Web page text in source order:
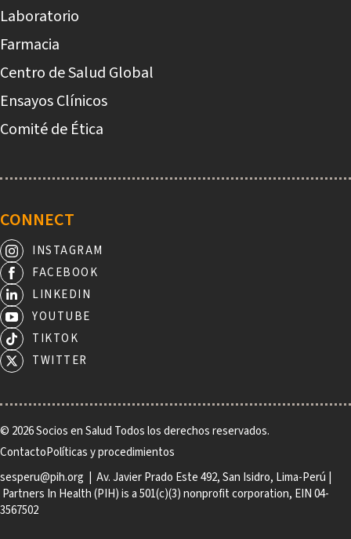
CONNECT
INSTAGRAM
FACEBOOK
LINKEDIN
YOUTUBE
TIKTOK
TWITTER
Laboratorio
Farmacia
Centro de Salud Global
Ensayos Clínicos
Comité de Ética
© 2026 Socios en Salud Todos los derechos reservados.
Footer
ContactoPolíticas y procedimientos
sesperu@pih.org | Av. Javier Prado Este 492, San Isidro, Lima-Perú |
Partners In Health (PIH) is a 501(c)(3) nonprofit corporation, EIN 04-
3567502